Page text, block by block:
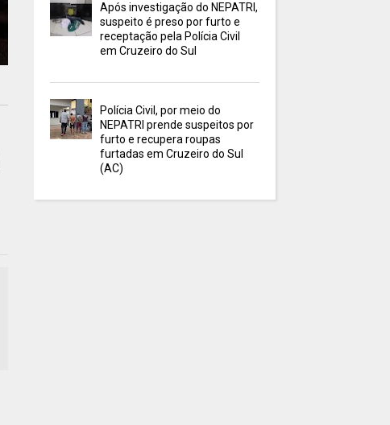
Após investigação do NEPATRI,
suspeito é preso por furto e
receptação pela Polícia Civil
em Cruzeiro do Sul
Polícia Civil, por meio do
NEPATRI prende suspeitos por
furto e recupera roupas
furtadas em Cruzeiro do Sul
(AC)